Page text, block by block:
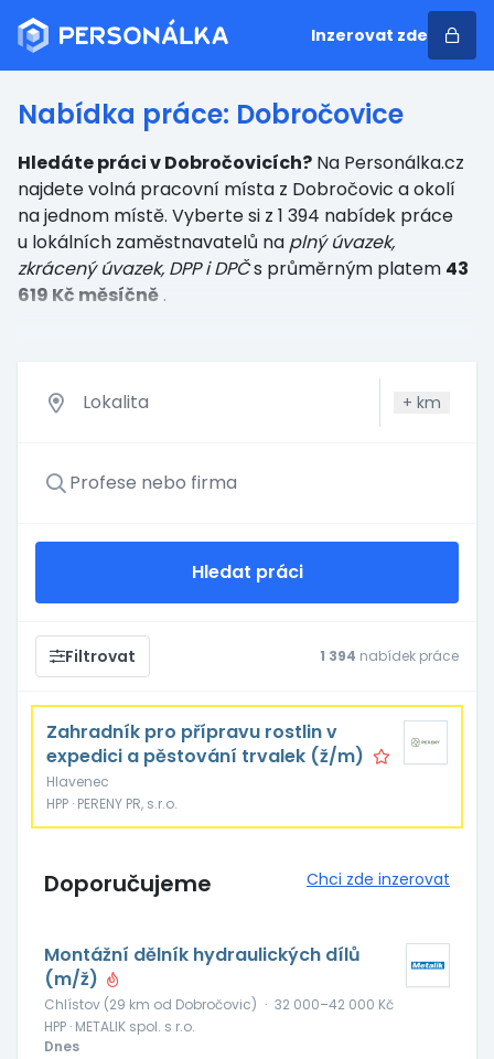
Inzerovat zde
Nabídka práce: Dobročovice
Hledáte práci v Dobročovicích? Na Personálka.cz
najdete volná pracovní místa z Dobročovic a okolí
na jednom místě. Vyberte si z 1 394 nabídek práce
u lokálních zaměstnavatelů na plný úvazek,
zkrácený úvazek, DPP i DPČs průměrným platem 43
619 Kč měsíčně .
+ km
Hledat práci
Filtrovat 1 394 nabídek práce
Zahradník pro přípravu rostlin v
expedici a pěstování trvalek (ž/m)
Hlavenec
HPP · PERENY PR, s.r.o.
Doporučujeme Chci zde inzerovat
Montážní dělník hydraulických dílů
(m/ž)
Chlístov (29 km od Dobročovic) · 32 000–42 000 Kč
HPP · METALIK spol. s r.o.
Dnes